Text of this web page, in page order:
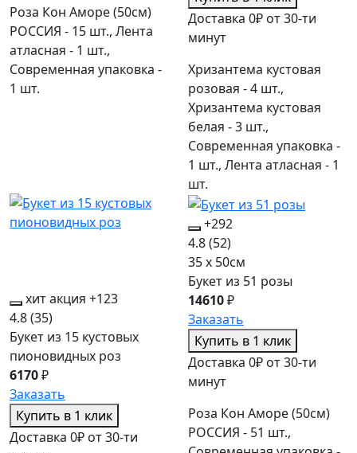
Роза Кон Аморе (50см)
РОССИЯ - 15 шт., Лента
атласная - 1 шт.,
Современная упаковка -
1 шт.
Доставка 0₽ от 30-ти
минут
Хризантема кустовая
розовая - 4 шт.,
Хризантема кустовая
белая - 3 шт.,
Современная упаковка -
1 шт., Лента атласная - 1
шт.
хитакция +123
4.8(35)
Букет из 15 кустовых
пионовидных роз
6170₽
Заказать
Купить в 1 клик
Доставка 0₽ от 30-ти
+292
4.8(52)
35 x 50см
Букет из 51 розы
14610₽
Заказать
Купить в 1 клик
Доставка 0₽ от 30-ти
минут
Роза Кон Аморе (50см)
РОССИЯ - 51 шт.,